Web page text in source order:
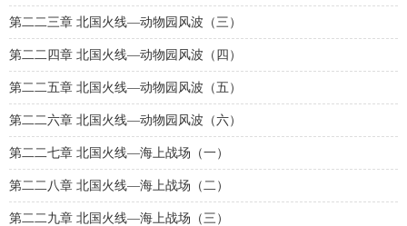
第二二三章 北国火线—动物园风波（三）
第二二四章 北国火线—动物园风波（四）
第二二五章 北国火线—动物园风波（五）
第二二六章 北国火线—动物园风波（六）
第二二七章 北国火线—海上战场（一）
第二二八章 北国火线—海上战场（二）
第二二九章 北国火线—海上战场（三）